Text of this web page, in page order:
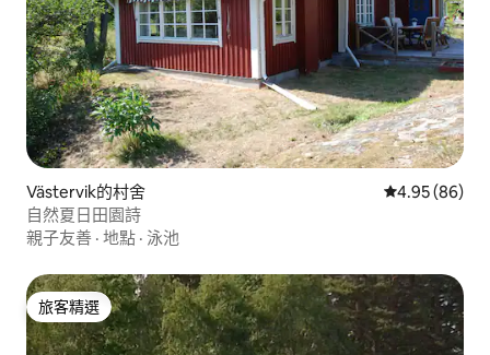
Västervik的村舍 從 86 則評價
4.95 (86)
自然夏日田園詩
親子友善 · 地點 · 泳池
旅客精選
旅客精選